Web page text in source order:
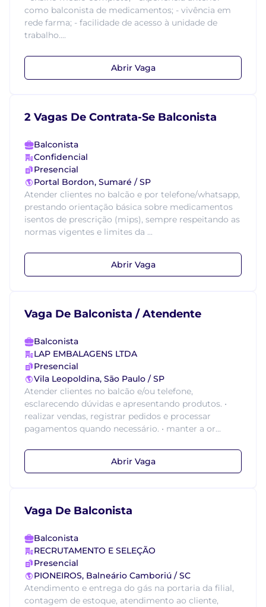
como balconista de medicamentos; - vivência em
rede farma; - facilidade de acesso à unidade de
trabalho....
Abrir Vaga
2 Vagas De Contrata-Se Balconista
Balconista
Confidencial
Presencial
Portal Bordon, Sumaré / SP
Atender clientes no balcão e por telefone/whatsapp,
prestando orientação básica sobre medicamentos
isentos de prescrição (mips), sempre respeitando as
normas vigentes e limites da ...
Abrir Vaga
Vaga De Balconista / Atendente
Balconista
LAP EMBALAGENS LTDA
Presencial
Vila Leopoldina, São Paulo / SP
Atender clientes no balcão e/ou telefone,
esclarecendo dúvidas e apresentando produtos. •
realizar vendas, registrar pedidos e processar
pagamentos quando necessário. • manter a or...
Abrir Vaga
Vaga De Balconista
Balconista
RECRUTAMENTO E SELEÇÃO
Presencial
PIONEIROS, Balneário Camboriú / SC
Atendimento e entrega do gás na portaria da filial,
contagem de estoque, atendimento ao cliente,